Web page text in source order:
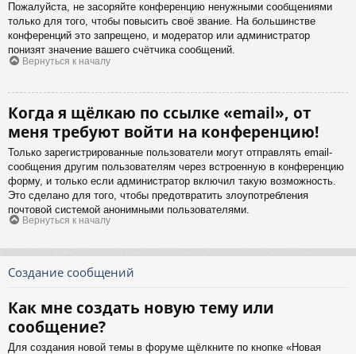
Пожалуйста, не засоряйте конференцию ненужными сообщениями
только для того, чтобы повысить своё звание. На большинстве
конференций это запрещено, и модератор или администратор
понизят значение вашего счётчика сообщений.
Вернуться к началу
Когда я щёлкаю по ссылке «email», от
меня требуют войти на конференцию!
Только зарегистрированные пользователи могут отправлять email-
сообщения другим пользователям через встроенную в конференцию
форму, и только если администратор включил такую возможность.
Это сделано для того, чтобы предотвратить злоупотребления
почтовой системой анонимными пользователями.
Вернуться к началу
Создание сообщений
Как мне создать новую тему или
сообщение?
Для создания новой темы в форуме щёлкните по кнопке «Новая